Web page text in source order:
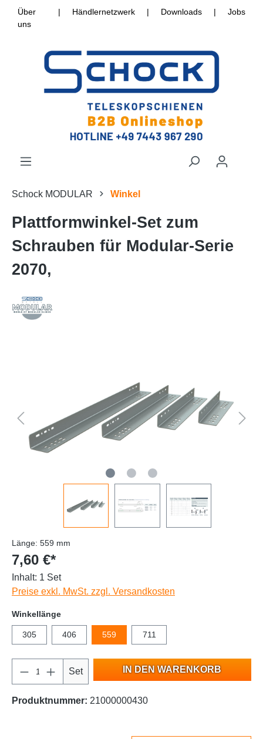
Über
uns
| Händlernetzwerk | Downloads | Jobs
Schock MODULAR Winkel
Plattformwinkel-Set zum
Schrauben für Modular-Serie
2070,
Länge: 559 mm
7,60 €*
Inhalt: 1 Set
Preise exkl. MwSt. zzgl. Versandkosten
Winkellänge
305 406 559 711
Set IN DEN WARENKORB
Produktnummer: 21000000430